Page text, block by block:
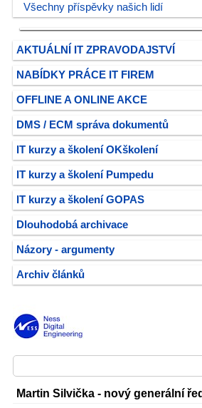
Všechny příspěvky našich lidí
AKTUÁLNÍ IT ZPRAVODAJSTVÍ
NABÍDKY PRÁCE IT FIREM
OFFLINE A ONLINE AKCE
DMS / ECM správa dokumentů
IT kurzy a školení OKškolení
IT kurzy a školení Pumpedu
IT kurzy a školení GOPAS
Dlouhodobá archivace
Názory - argumenty
Archiv článků
Martin Silvička - nový generální